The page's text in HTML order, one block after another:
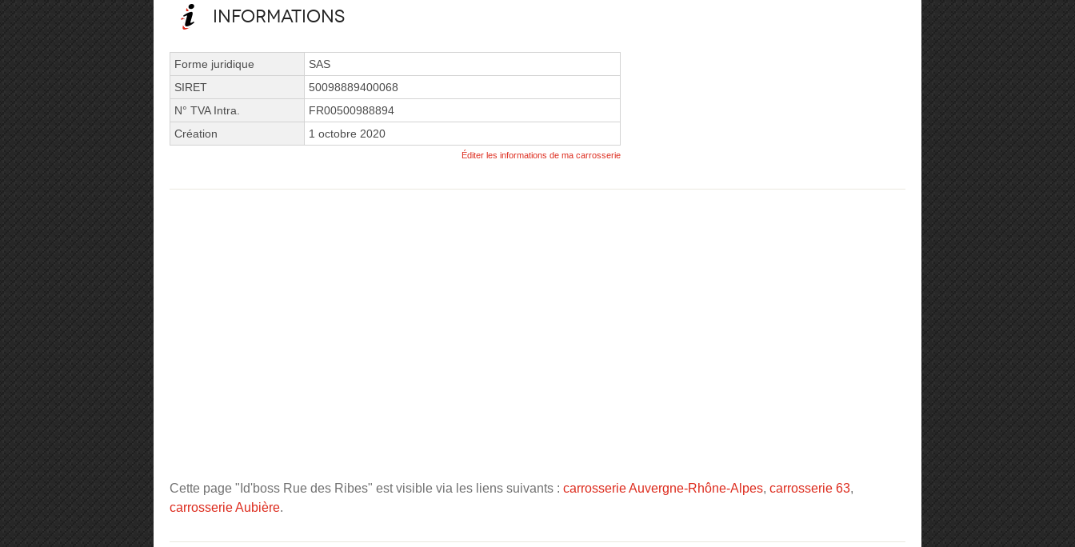
Informations
Forme juridique
SAS
SIRET
50098889400068
N° TVA Intra.
FR00500988894
Création
1 octobre 2020
Éditer les informations de ma carrosserie
Cette page "Id'boss Rue des Ribes" est visible via les liens suivants : carrosserie Auvergne-Rhône-Alpes, carrosserie 63,
carrosserie Aubière.